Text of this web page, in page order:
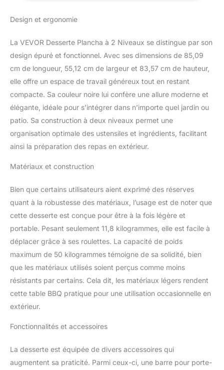
aliments, le stockage, les
repas en plein air, et plus
encore, répondant ainsi à
matière de cuisine en
plein air. Matériau Solide
de Haute Qualité :
Fabriqué avec des
matériaux extrêmement
durables, le corps du
chariot est conçu pour
qui vous permet
d'essuyer facilement la
poussière et les taches.
sont également
méticuleusement polis,
non seulement pour des
raisons esthétiques,
mais aussi pour éviter
tout risque de coupure
ou de blessure aux
Accessoires : La
double niveau est
conçue pour offrir un
Design et ergonomie
La VEVOR Desserte Plancha à 2 Niveaux se distingue par son
design épuré et fonctionnel. Avec ses dimensions de 85,09
cm de longueur, 55,12 cm de largeur et 83,57 cm de hauteur,
elle offre un espace de travail généreux tout en restant
compacte. Sa couleur noire lui confère une allure moderne et
élégante, idéale pour s’intégrer dans n’importe quel jardin ou
patio. Sa construction à deux niveaux permet une
organisation optimale des ustensiles et ingrédients, facilitant
ainsi la préparation des repas en extérieur.
Matériaux et construction
Bien que certains utilisateurs aient exprimé des réserves
quant à la robustesse des matériaux, l’usage est de noter que
cette desserte est conçue pour être à la fois légère et
portable. Pesant seulement 11,8 kilogrammes, elle est facile à
déplacer grâce à ses roulettes. La capacité de poids
maximum de 50 kilogrammes témoigne de sa solidité, bien
que les matériaux utilisés soient perçus comme moins
résistants par certains. Cela dit, les matériaux légers rendent
cette table BBQ pratique pour une utilisation occasionnelle en
extérieur.
Fonctionnalités et accessoires
La desserte est équipée de divers accessoires qui
augmentent sa praticité. Parmi ceux-ci, une barre pour porte-